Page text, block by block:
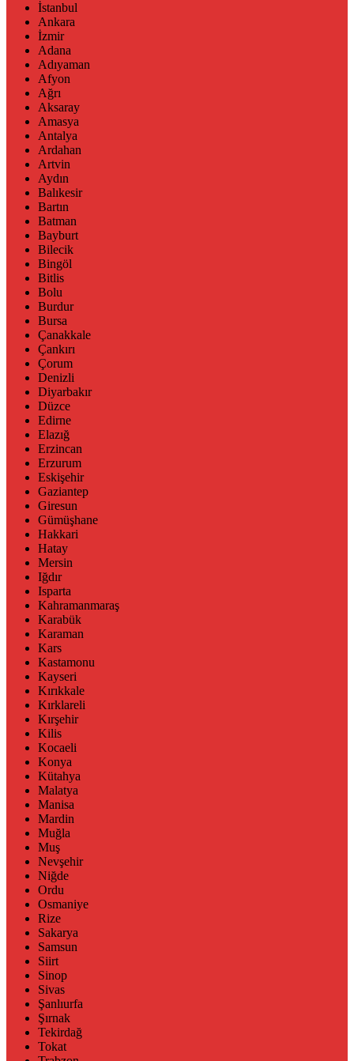
İstanbul
Ankara
İzmir
Adana
Adıyaman
Afyon
Ağrı
Aksaray
Amasya
Antalya
Ardahan
Artvin
Aydın
Balıkesir
Bartın
Batman
Bayburt
Bilecik
Bingöl
Bitlis
Bolu
Burdur
Bursa
Çanakkale
Çankırı
Çorum
Denizli
Diyarbakır
Düzce
Edirne
Elazığ
Erzincan
Erzurum
Eskişehir
Gaziantep
Giresun
Gümüşhane
Hakkari
Hatay
Mersin
Iğdır
Isparta
Kahramanmaraş
Karabük
Karaman
Kars
Kastamonu
Kayseri
Kırıkkale
Kırklareli
Kırşehir
Kilis
Kocaeli
Konya
Kütahya
Malatya
Manisa
Mardin
Muğla
Muş
Nevşehir
Niğde
Ordu
Osmaniye
Rize
Sakarya
Samsun
Siirt
Sinop
Sivas
Şanlıurfa
Şırnak
Tekirdağ
Tokat